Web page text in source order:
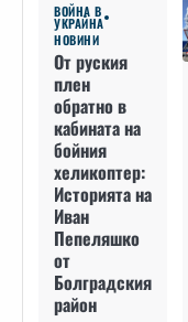
ВОЙНА В
УКРАЙНА
НОВИНИ
От руския
плен
обратно в
кабината на
бойния
хеликоптер:
Историята на
Иван
Пепеляшко
от
Болградския
район